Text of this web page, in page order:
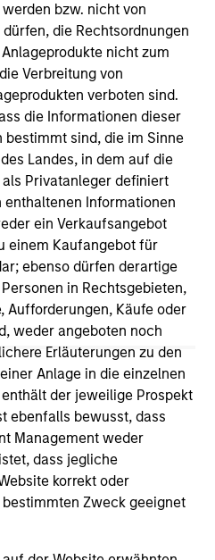
bzw. nicht von
die Rechtsordnungen
nicht zum
Verbreitung von
verboten sind.
die Informationen dieser
sind, die im Sinne
Landes, in dem auf die
Privatanleger definiert
enthaltenen Informationen
ein Verkaufsangebot
einem Kaufangebot für
ebenso dürfen derartige
in Rechtsgebieten,
Aufforderungen, Käufe oder
weder angeboten noch
Erläuterungen zu den
Anlage in die einzelnen
der jeweilige Prospekt
ebenfalls bewusst, dass
Management weder
dass jegliche
korrekt oder
Zweck geeignet
is provided for informational
There is no guarantee that
in positive performance
perform well in the future (for
and service marks above
owners. The information
authorized, sponsored, or
owners. By clicking on any
you are navigating to a
these hyperlinks to you
inclusion of any hyperlink is
approval,
monitoring by us of any
hyperlinked site. In no event
information contained on
site.